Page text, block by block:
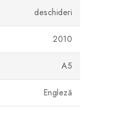
deschideri
2010
A5
Engleză